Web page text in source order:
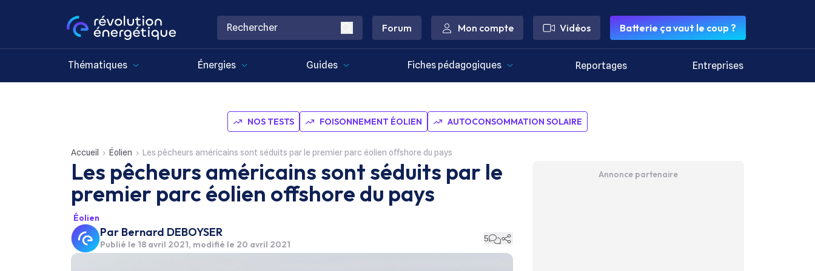
Forum Mon compte Vidéos Batterie ça vaut le coup ?
Thématiques Énergies Guides Fiches pédagogiques Reportages Entreprises
NOS TESTS FOISONNEMENT ÉOLIEN AUTOCONSOMMATION SOLAIRE
Accueil Éolien Les pêcheurs américains sont séduits par le premier parc éolien offshore du pays
Les pêcheurs américains sont séduits par le
premier parc éolien offshore du pays
Éolien
Par Bernard DEBOYSER
Publié le 18 avril 2021, modifié le 20 avril 2021
5
Annonce partenaire